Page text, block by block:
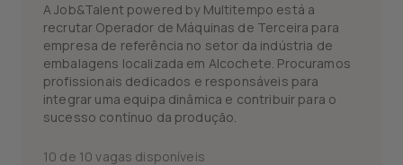
A Job&Talent powered by Multitempo está a
recrutar Operador de Máquinas de Terceira para
empresa de referência no setor da indústria de
embalagens localizada em Alcochete. Procuramos
profissionais dedicados e responsáveis para
integrar uma equipa dinâmica e contribuir para o
sucesso contínuo da produção.
10 de 10 vagas disponíveis